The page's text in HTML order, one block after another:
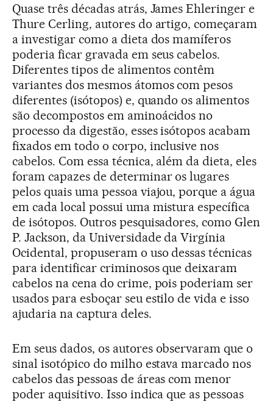
Quase três décadas atrás, James Ehleringer e
Thure Cerling, autores do artigo, começaram
a investigar como a dieta dos mamíferos
poderia ficar gravada em seus cabelos.
Diferentes tipos de alimentos contêm
variantes dos mesmos átomos com pesos
diferentes (isótopos) e, quando os alimentos
são decompostos em aminoácidos no
processo da digestão, esses isótopos acabam
fixados em todo o corpo, inclusive nos
cabelos. Com essa técnica, além da dieta, eles
foram capazes de determinar os lugares
pelos quais uma pessoa viajou, porque a água
em cada local possui uma mistura específica
de isótopos. Outros pesquisadores, como Glen
P. Jackson, da Universidade da Virgínia
Ocidental, propuseram o uso dessas técnicas
para identificar criminosos que deixaram
cabelos na cena do crime, pois poderiam ser
usados para esboçar seu estilo de vida e isso
ajudaria na captura deles.
Em seus dados, os autores observaram que o
sinal isotópico do milho estava marcado nos
cabelos das pessoas de áreas com menor
poder aquisitivo. Isso indica que as pessoas